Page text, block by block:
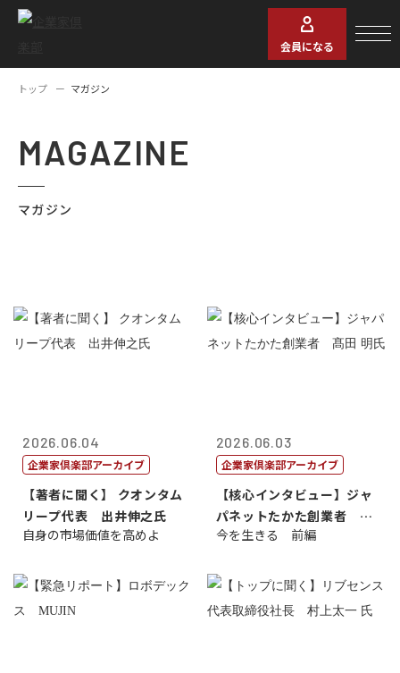
会員になる
トップ マガジン
MAGAZINE
マガジン
2026.06.04
企業家倶楽部アーカイブ
【著者に聞く】 クオンタム
リープ代表 出井伸之氏
自身の市場価値を高めよ
2026.06.03
企業家倶楽部アーカイブ
【核心インタビュー】ジャ
パネットたかた創業者 髙
田 明氏
今を生きる 前編